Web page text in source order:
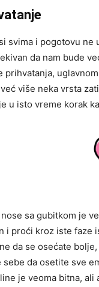
svima i pogotovu
da nam bude
prihvatanja,
više neka vrsta
u isto vreme korak
sa gubitkom je
i proći kroz iste faze
da se osećate
da osetite sve
je veoma bitna,